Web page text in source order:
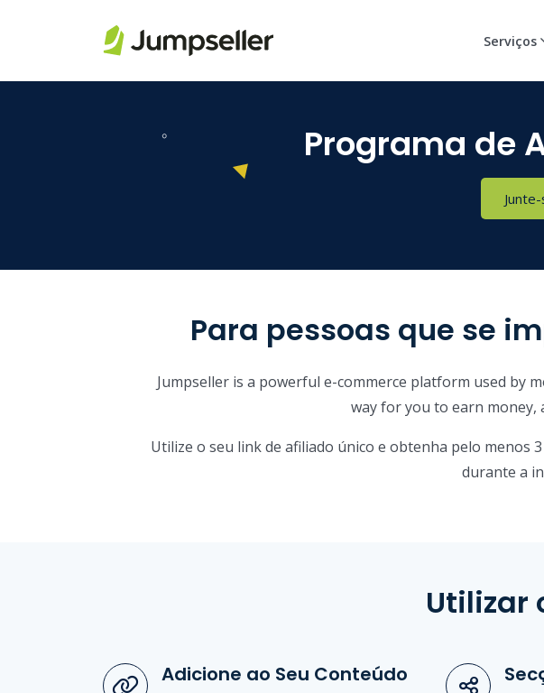
Serviços
Programa de
Para pessoas que se
Jumpseller is a powerful e-commerce platform used by
way for you to earn money,
Utilize o seu link de afiliado único e obtenha pelo menos
durante a
Utilizar
Adicione ao Seu Conteúdo